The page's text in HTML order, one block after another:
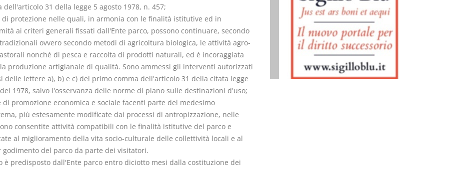
dell'articolo 31 della legge 5 agosto 1978, n. 457;
di protezione nelle quali, in armonia con le finalità istitutive ed in
ai criteri generali fissati dall'Ente parco, possono continuare, secondo
ovvero secondo metodi di agricoltura biologica, le attività agro-
nonché di pesca e raccolta di prodotti naturali, ed è incoraggiata
produzione artigianale di qualità. Sono ammessi gli interventi autorizzati
delle lettere a), b) e c) del primo comma dell'articolo 31 della citata legge
1978, salvo l'osservanza delle norme di piano sulle destinazioni d'uso;
di promozione economica e sociale facenti parte del medesimo
più estesamente modificate dai processi di antropizzazione, nelle
consentite attività compatibili con le finalità istitutive del parco e
al miglioramento della vita socio-culturale delle collettività locali e al
godimento del parco da parte dei visitatori.
è predisposto dall'Ente parco entro diciotto mesi dalla costituzione dei